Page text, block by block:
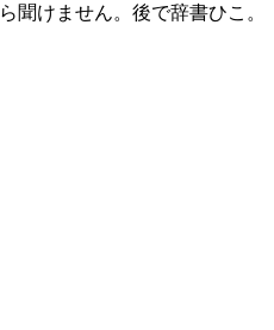
聞けません。後で辞書ひこ。